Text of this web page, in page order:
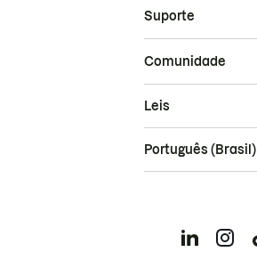
Suporte
Comunidade
Leis
Português (Brasil)